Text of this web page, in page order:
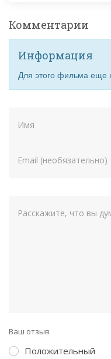
Комментарии
Информация
Для этого фильма еще
Ваш отзыв
Положительный